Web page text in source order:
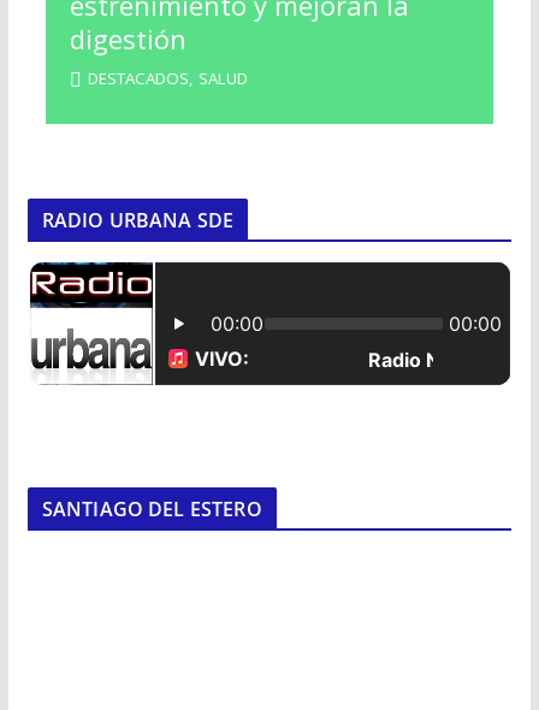
digestión
DESTACADOS, SALUD
RADIO URBANA SDE
SANTIAGO DEL ESTERO